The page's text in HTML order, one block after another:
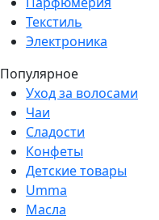
Текстиль
Электроника
Популярное
Уход за волосами
Чаи
Сладости
Конфеты
Детские товары
Umma
Масла